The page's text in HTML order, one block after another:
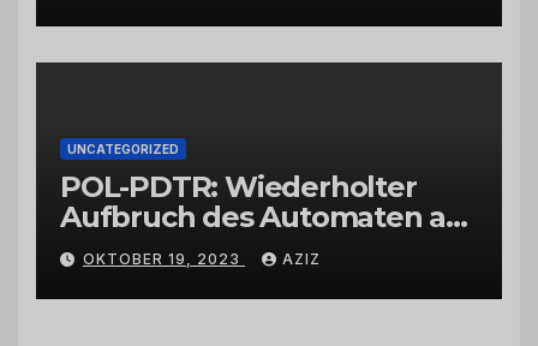
UNCATEGORIZED
POL-PDTR: Wiederholter
Aufbruch des Automaten am
Wohnmobilstellplatz in
Hermeskeil am Labachweg
OKTOBER 19, 2023 AZIZ